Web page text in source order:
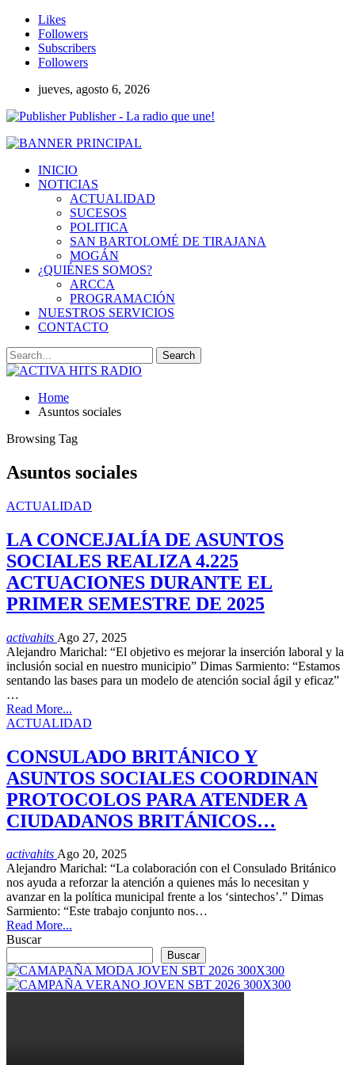
Likes
Followers
Subscribers
Followers
jueves, agosto 6, 2026
Publisher - La radio que une!
INICIO
NOTICIAS
ACTUALIDAD
SUCESOS
POLITICA
SAN BARTOLOMÉ DE TIRAJANA
MOGÁN
¿QUIÉNES SOMOS?
ARCCA
PROGRAMACIÓN
NUESTROS SERVICIOS
CONTACTO
Home
Asuntos sociales
Browsing Tag
Asuntos sociales
ACTUALIDAD
LA CONCEJALÍA DE ASUNTOS
SOCIALES REALIZA 4.225
ACTUACIONES DURANTE EL
PRIMER SEMESTRE DE 2025
activahits Ago 27, 2025
Alejandro Marichal: “El objetivo es mejorar la inserción laboral y la
inclusión social en nuestro municipio” Dimas Sarmiento: “Estamos
sentando las bases para un modelo de atención social ágil y eficaz”
…
Read More...
ACTUALIDAD
CONSULADO BRITÁNICO Y
ASUNTOS SOCIALES COORDINAN
PROTOCOLOS PARA ATENDER A
CIUDADANOS BRITÁNICOS…
activahits Ago 20, 2025
Alejandro Marichal: “La colaboración con el Consulado Británico
nos ayuda a reforzar la atención a quienes más lo necesitan y
avanzar en la política municipal frente a los ‘sintechos’.” Dimas
Sarmiento: “Este trabajo conjunto nos…
Read More...
Buscar
Buscar